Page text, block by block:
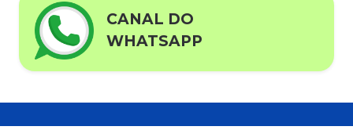
CANAL DO
WHATSAPP